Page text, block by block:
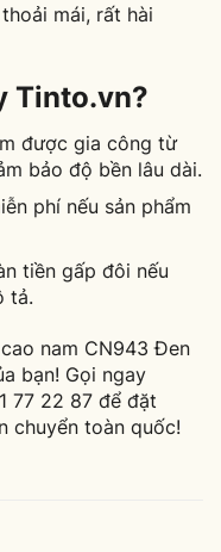
mái, rất hài
Tinto.vn?
được gia công từ
bảo độ bền lâu dài.
phí nếu sản phẩm
tiền gấp đôi nếu
tả.
nam CN943 Đen
bạn! Gọi ngay
77 22 87 để đặt
chuyển toàn quốc!